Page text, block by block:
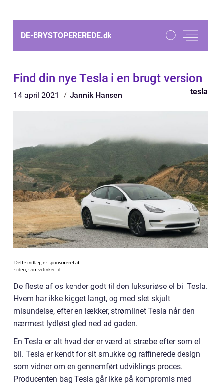
DE-BRYSTOPEREREDE.dk
Find din nye Tesla i en brugt version
14 april 2021 Jannik Hansen tesla
De fleste af os kender godt til den luksuriøse el bil Tesla.
Hvem har ikke kigget langt, og med slet skjult
misundelse, efter en lækker, strømlinet Tesla når den
nærmest lydløst gled ned ad gaden.
En Tesla er alt hvad der er værd at stræbe efter som el
bil. Tesla er kendt for sit smukke og raffinerede design
som vidner om en gennemført udviklings proces.
Producenten bag Tesla går ikke på kompromis med